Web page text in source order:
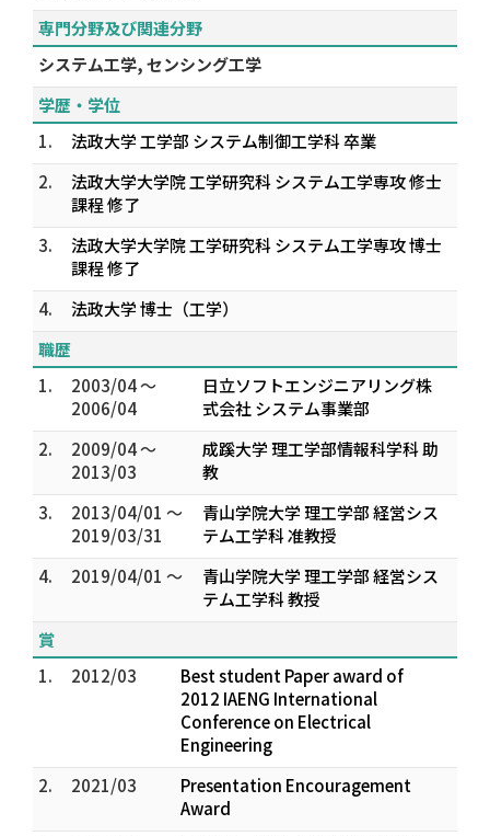
専門分野及び関連分野
システム工学, センシング工学
学歴・学位
1.
法政大学 工学部 システム制御工学科 卒業
2.
法政大学大学院 工学研究科 システム工学専攻 修士
課程 修了
3.
法政大学大学院 工学研究科 システム工学専攻 博士
課程 修了
4.
法政大学 博士（工学）
職歴
1.
2003/04 ～
2006/04
日立ソフトエンジニアリング株
式会社 システム事業部
2.
2009/04 ～
2013/03
成蹊大学 理工学部情報科学科 助
教
3.
2013/04/01 ～
2019/03/31
青山学院大学 理工学部 経営シス
テム工学科 准教授
4.
2019/04/01 ～
青山学院大学 理工学部 経営シス
テム工学科 教授
賞
1.
2012/03
Best student Paper award of
2012 IAENG International
Conference on Electrical
Engineering
2.
2021/03
Presentation Encouragement
Award